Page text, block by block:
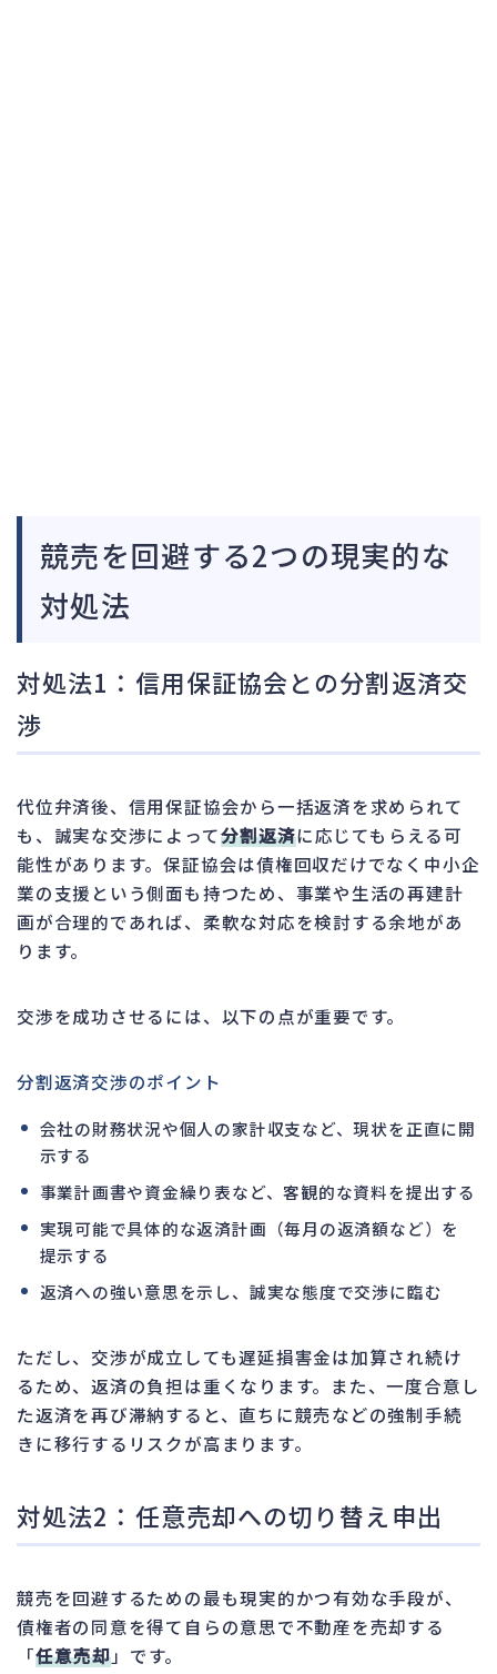
競売を回避する2つの現実的な
対処法
対処法1：信用保証協会との分割返済交
渉
代位弁済後、信用保証協会から一括返済を求められて
も、誠実な交渉によって分割返済に応じてもらえる可
能性があります。保証協会は債権回収だけでなく中小企
業の支援という側面も持つため、事業や生活の再建計
画が合理的であれば、柔軟な対応を検討する余地があ
ります。
交渉を成功させるには、以下の点が重要です。
分割返済交渉のポイント
会社の財務状況や個人の家計収支など、現状を正直に開
示する
事業計画書や資金繰り表など、客観的な資料を提出する
実現可能で具体的な返済計画（毎月の返済額など）を
提示する
返済への強い意思を示し、誠実な態度で交渉に臨む
ただし、交渉が成立しても遅延損害金は加算され続け
るため、返済の負担は重くなります。また、一度合意し
た返済を再び滞納すると、直ちに競売などの強制手続
きに移行するリスクが高まります。
対処法2：任意売却への切り替え申出
競売を回避するための最も現実的かつ有効な手段が、
債権者の同意を得て自らの意思で不動産を売却する
「任意売却」です。